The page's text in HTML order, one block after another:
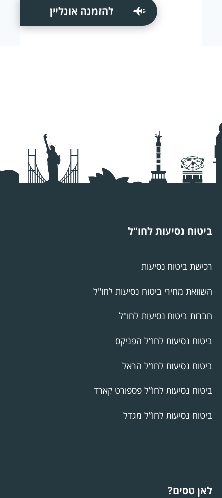
להזמנה אונליין
ביטוח נסיעות לחו"ל
רכישת ביטוח נסיעות
השוואת מחירי ביטוח נסיעות לחו"ל
חברות ביטוח נסיעות לחו"ל
ביטוח נסיעות לחו”ל הפניקס
ביטוח נסיעות לחו”ל הראל
ביטוח נסיעות לחו”ל פספורט קארד
ביטוח נסיעות לחו”ל מגדל
לאן טסים?